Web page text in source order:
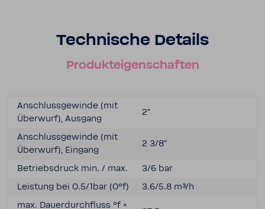
Tech­ni­sche Details
Produkt­ei­gen­schaften
Anschluss­ge­winde (mit
Über­wurf), Ausgang
2"
Anschluss­ge­winde (mit
Über­wurf), Eingang
2 3/8"
Betriebs­druck min. / max.
3/6 bar
Leis­tung bei 0.5/1bar (0°f)
3.6/5.8 m³/h
max. Dauer­durch­fluss °f ×